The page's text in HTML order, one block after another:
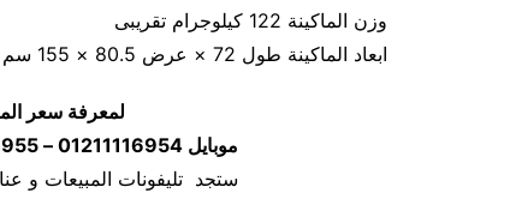
وزن الماكينة 122 كيلوجرام تقريبى
ابعاد الماكينة طول 72 × عرض 80.5 × 155 سم تقريبي
لمعرفة سعر
موبايل 01211116954 – 01211116955 – 01211116956–01211116958
ستجد تليفونات المبيعات و